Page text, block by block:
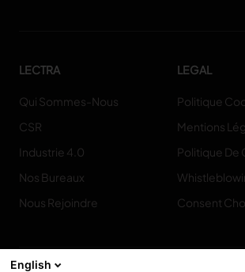
LECTRA
Qui Sommes-Nous
CSR
Industrie 4.0
Nos Bureaux
Nous Rejoindre
LEGAL
Politique
Mentions
Politique De
Consent
English